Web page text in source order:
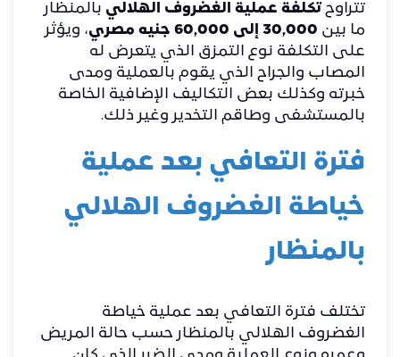
تتراوح تكلفة عملية الغضروف الهلالي بالمنظار
ما بين 30,000 إلى 60,000 جنيه مصري
، ويؤثر
على التكلفة نوع التمزق الذي يتعرض له
المصاب والجراح الذي يقوم بالعملية ومدى
خبرته وكذلك بعض التكاليف الإضافية الخاصة
بالمستشفى وطاقم التخدير وغير ذلك.
فترة التعافي بعد عملية
خياطة الغضروف الهلالي
بالمنظار
تختلف فترة التعافي بعد عملية خياطة
الغضروف الهلالي بالمنظار حسب حالة المريض